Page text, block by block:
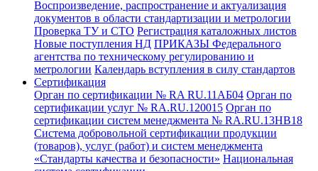
Воспроизведение, распространение и актуализация
документов в области стандартизации и метрологии
Проверка ТУ и СТО Регистрация каталожных листов
Новые поступления НД ПРИКАЗЫ Федерального
агентства по техническому регулированию и
метрологии Календарь вступления в силу стандартов
Сертификация
Орган по сертификации № RA RU.11АБ04 Орган по
сертификации услуг № RA.RU.120015 Орган по
сертификации систем менеджмента № RA.RU.13HB18
Система добровольной сертификации продукции
(товаров), услуг (работ) и систем менеджмента
«Стандарты качества и безопасности» Национальная